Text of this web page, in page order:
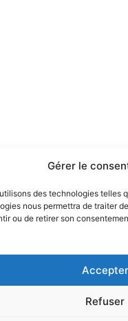
Gérer le
des technologies
nous permettra de traiter
ou de retirer son
Accepter
Refuser